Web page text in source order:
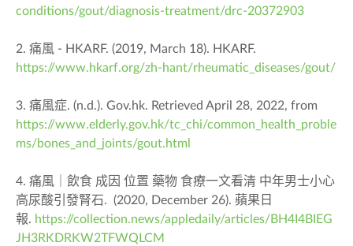
conditions/gout/diagnosis-treatment/drc-20372903
2. 痛風 - HKARF. (2019, March 18). HKARF.
https://www.hkarf.org/zh-hant/rheumatic_diseases/gout/
3. 痛風症. (n.d.). Gov.hk. Retrieved April 28, 2022, from
https://www.elderly.gov.hk/tc_chi/common_health_proble
ms/bones_and_joints/gout.html
4. 痛風｜飲食 成因 位置 藥物 食療一文看清 中年男士小心
高尿酸引發腎石. (2020, December 26). 蘋果日
報. https://collection.news/appledaily/articles/BH4I4BIEG
JH3RKDRKW2TFWQLCM